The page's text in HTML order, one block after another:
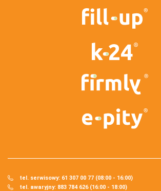
tel. serwisowy: 61 307 00 77 (08:00 - 16:00)
tel. awaryjny: 883 784 626 (16:00 - 18:00)